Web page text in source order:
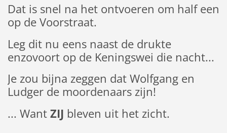
Dat is snel na het ontvoeren om half een
op de Voorstraat.
Leg dit nu eens naast de drukte
enzovoort op de Keningswei die nacht...
Je zou bijna zeggen dat Wolfgang en
Ludger de moordenaars zijn!
... WantZIJ bleven uit het zicht.